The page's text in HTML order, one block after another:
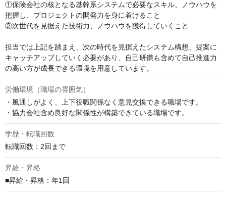
①保険会社の核となる基幹系システムで必要なスキル、ノウハウを
把握し、プロジェクトの開発力を身に着けること
②次世代を見据えた技術力、ノウハウを獲得していくこと
担当では上記を踏まえ、次の時代を見据えたシステム構想、提案に
キャッチアップしていく必要があり、自己研鑽も含めて自己推進力
の高い方が成長できる環境を用意しています。
労働環境（職場の雰囲気）
・風通しがよく、上下役職関係なく意見交換できる職場です。
・協力会社含め良好な関係性が構築できている職場です。
学歴・転職回数
転職回数：2回まで
昇給・昇格
■昇給・昇格：年1回